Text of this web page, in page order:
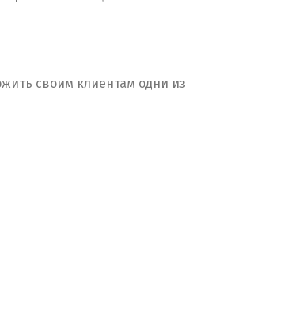
своим клиентам одни из